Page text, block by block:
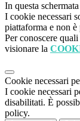
In questa
I cookie necessari
piattaforma e non
Per conoscere
visionare la
Cookie necessari
I cookie necessari
disabilitati. È
policy.